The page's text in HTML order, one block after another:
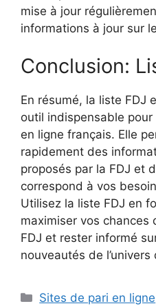
mise à jour
informations à jour sur
Conclusion:
En résumé, la liste FDJ
outil indispensable
en ligne français. Elle
rapidement des
proposés par la FDJ et
correspond à vos
Utilisez la liste FDJ en
maximiser vos chances
FDJ et rester informé
nouveautés de l’univers
Catégories
Sites de pari en ligne